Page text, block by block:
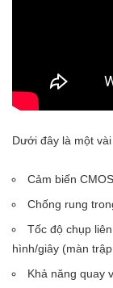
Dưới đây là một
Cảm biến
Chống rung
Tốc độ chụp
hình/giây (màn
Khả năng quay